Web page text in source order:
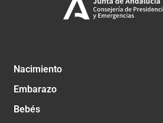
Nacimiento
Embarazo
Bebés